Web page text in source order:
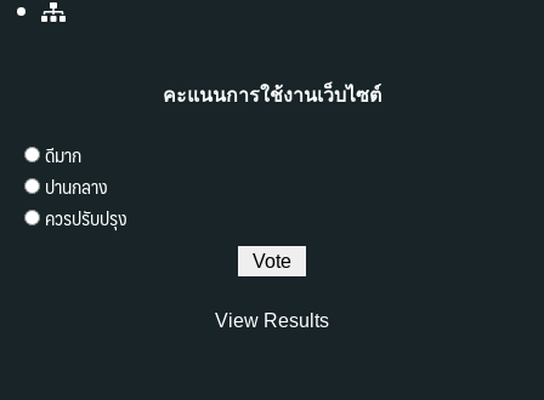
คะแนนการใช้งานเว็บไซต์
ดีมาก
ปานกลาง
ควรปรับปรุง
View Results